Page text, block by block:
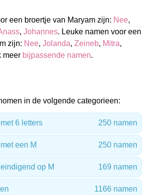
een broertje van Maryam zijn: Nee,
, Johannes. Leuke namen voor een
zijn: Nee, Jolanda, Zeineb, Mitra,
meer bijpassende namen.
in de volgende categorieen:
6 letters 250 namen
een M 250 namen
op M 169 namen
1166 namen